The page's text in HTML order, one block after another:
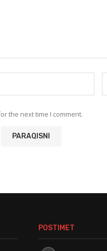
the next time I comment.
POSTIMET